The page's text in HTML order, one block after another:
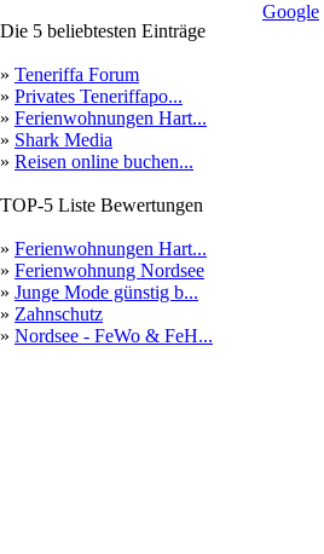
Die 5 beliebtesten Einträge
» Teneriffa Forum
» Privates Teneriffapo...
» Ferienwohnungen Hart...
» Shark Media
» Reisen online buchen...
TOP-5 Liste Bewertungen
» Ferienwohnungen Hart...
» Ferienwohnung Nordsee
» Junge Mode günstig b...
» Zahnschutz
» Nordsee - FeWo & FeH...
Google